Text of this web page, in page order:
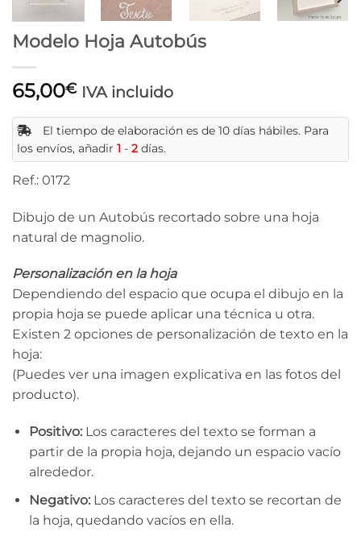
Modelo Hoja Autobús
65,00€ IVA incluido
El tiempo de elaboración es de 10 días hábiles. Para
los envíos, añadir 1 - 2 días.
Ref.: 0172
Dibujo de un Autobús recortado sobre una hoja
natural de magnolio.
Personalización en la hoja
Dependiendo del espacio que ocupa el dibujo en la
propia hoja se puede aplicar una técnica u otra.
Existen 2 opciones de personalización de texto en la
hoja:
(Puedes ver una imagen explicativa en las fotos del
producto).
Positivo:Los caracteres del texto se forman a
partir de la propia hoja, dejando un espacio vacío
alrededor.
Negativo:Los caracteres del texto se recortan de
la hoja, quedando vacíos en ella.